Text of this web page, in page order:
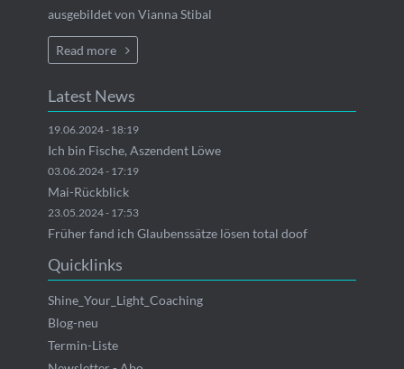
ausgebildet von Vianna Stibal
Read more
Latest News
19.06.2024 - 18:19
Ich bin Fische, Aszendent Löwe
03.06.2024 - 17:19
Mai-Rückblick
23.05.2024 - 17:53
Früher fand ich Glaubenssätze lösen total doof
Quicklinks
Navigation
überspringen
Shine_Your_Light_Coaching
Blog-neu
Termin-Liste